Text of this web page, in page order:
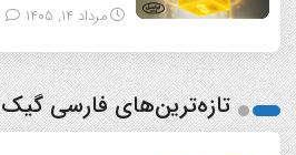
مرداد ۱۴, ۱۴۰۵
تازه‌ترین‌های فارسی گیک